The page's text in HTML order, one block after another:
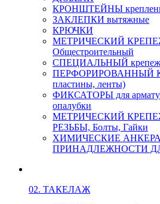
КРОНШТЕЙНЫ
ЗАКЛЕПКИ вытяжные
КРЮЧКИ
МЕТРИЧЕСКИЙ КРЕПЕЖ
Общестроительный
СПЕЦИАЛЬНЫЙ крепеж
ПЕРФОРИРОВАННЫЙ
пластины, ленты)
ФИКСАТОРЫ для
опалубки
МЕТРИЧЕСКИЙ
РЕЗЬБЫ, Болты, Гайки
ХИМИЧЕСКИЕ
ПРИНАДЛЕЖНОСТИ
02. ТАКЕЛАЖ